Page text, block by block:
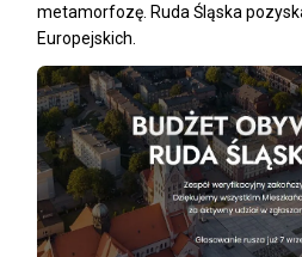
metamorfozę. Ruda Śląska
Europejskich.